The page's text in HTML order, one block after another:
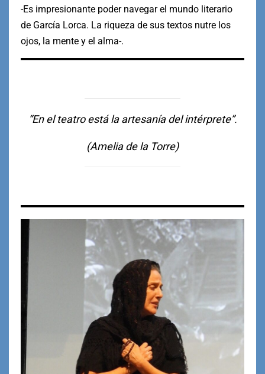
-Es impresionante poder navegar el mundo literario
de García Lorca. La riqueza de sus textos nutre los
ojos, la mente y el alma-.
“En el teatro está la artesanía del intérprete”.
(Amelia de la Torre)